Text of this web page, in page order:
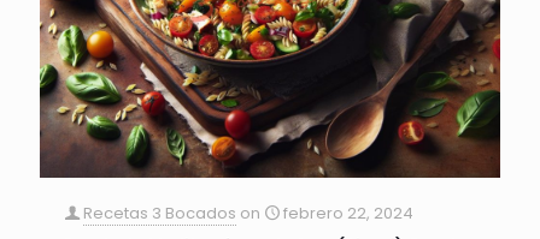
Recetas 3 Bocados on
febrero 22, 2024